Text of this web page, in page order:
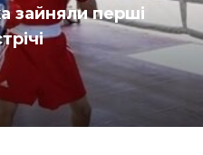
зайняли перші